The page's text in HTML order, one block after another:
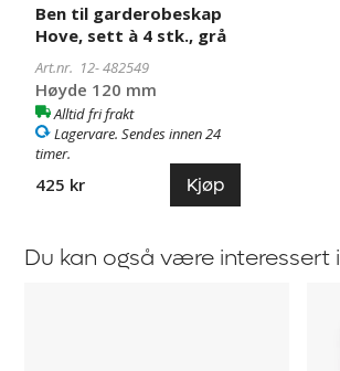
Ben til garderobeskap
Hove, sett à 4 stk., grå
Art.nr. 12-482549
Høyde 120 mm
Alltid fri frakt
Lagervare. Sendes innen 24
timer.
425 kr Kjøp
Du kan også være interessert i